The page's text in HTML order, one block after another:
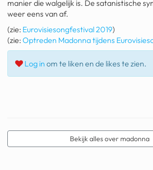
fomo
21.4 procent btw
deepseek
groenland
manier die walgelijk is. De satanistische
weer eens van af.
(zie: Eurovisiesongfestival 2019)
(zie: Optreden Madonna tijdens
Log in om te liken en de likes te zien.
Bekijk alles over madonna